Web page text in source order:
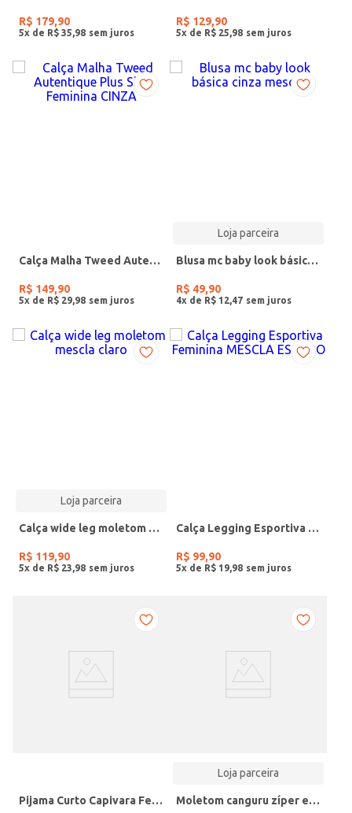
R$ 179,90
5x de R$ 35 98
R$ 129,90
5x de R$ 25 98
Calça Malha Tweed Autentique Plus Size Feminina CINZA
R$ 149,90
5x de R$ 29 98
Loja parceira
Blusa mc baby look básica cinza mescla
R$ 49,90
4x de R$ 12 47
Loja parceira
Calça wide leg moletom mescla claro
R$ 119,90
5x de R$ 23 98
Calça Legging Esportiva Feminina MESCLA ESCURO
R$ 99,90
5x de R$ 19 98
Pijama Curto Capivara Feminino MESCLA/SALMAO
Loja parceira
Moletom canguru zíper e capuz cinza mescla claro